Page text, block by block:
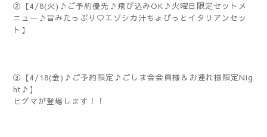
②【4/8(火)♪ご予約優先♪飛び込みOK♪火曜日限定セットメ
ニュー♪旨みたっぷり♡エゾシカ汁ちょびっとイタリアンセッ
ト】
③【4/18(金)♪ご予約限定♪ごしま会会員様＆お連れ様限定Nig
ht♪】
ヒグマが登場します！！